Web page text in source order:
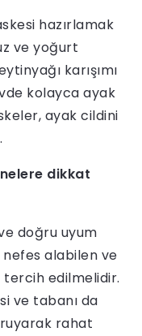
hazırlamak
ve yoğurt
karışımı
kolayca ayak
ayak cildini
dikkat
doğru uyum
nefes alabilen ve
edilmelidir.
ve tabanı da
rahat